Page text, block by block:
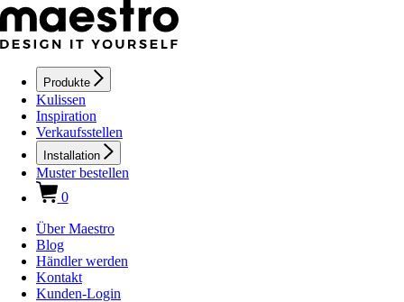
Produkte
Kulissen
Inspiration
Verkaufsstellen
Installation
Muster bestellen
0
Über Maestro
Blog
Händler werden
Kontakt
Kunden-Login